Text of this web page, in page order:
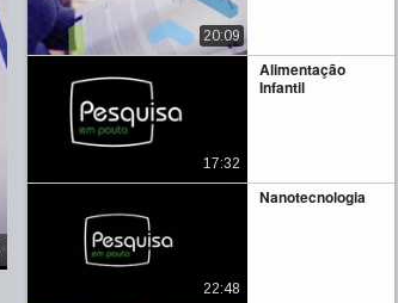
20:09
Alimentação
Infantil
17:32
Nanotecnologia
22:48